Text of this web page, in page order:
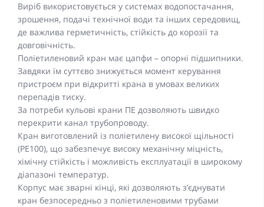
Виріб використовується у системах водопостачання,
зрошення, подачі технічної води та інших середовищ,
де важлива герметичність, стійкість до корозії та
довговічність.
Поліетиленовий кран має цапфи – опорні підшипники.
Завдяки їм суттєво знижується момент керування
пристроєм при відкритті крана в умовах великих
перепадів тиску.
За потреби кульові крани ПЕ дозволяють швидко
перекрити канал трубопроводу.
Кран виготовлений із поліетилену високої щільності
(PE100), що забезпечує високу механічну міцність,
хімічну стійкість і можливість експлуатації в широкому
діапазоні температур.
Корпус має зварні кінці, які дозволяють з’єднувати
кран безпосередньо з поліетиленовими трубами